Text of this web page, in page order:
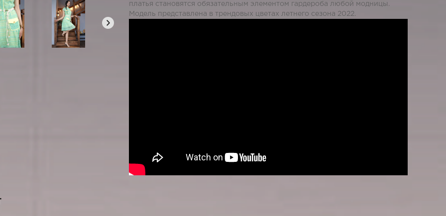
платья становятся обязательным элементом гардероба любой модницы.
Модель представлена в трендовых цветах летнего сезона 2022.